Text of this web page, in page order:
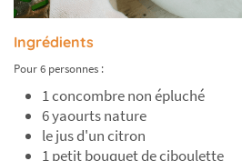
Ingrédients
Pour 6 personnes :
1 concombre non épluché
6 yaourts nature
le jus d'un citron
1 petit bouquet de ciboulette